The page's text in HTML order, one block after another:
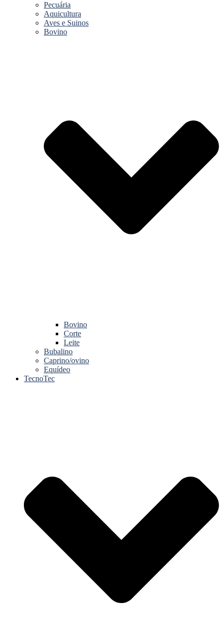
Pecuária
Aquicultura
Aves e Suinos
Bovino
Bovino
Corte
Leite
Bubalino
Caprino/ovino
Equídeo
TecnoTec